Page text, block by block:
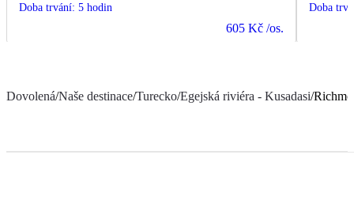
Doba trvání: 5 hodin
605 Kč /os.
Doba
Dovolená/Naše destinace/Turecko/Egejská riviéra - Kusadasi/